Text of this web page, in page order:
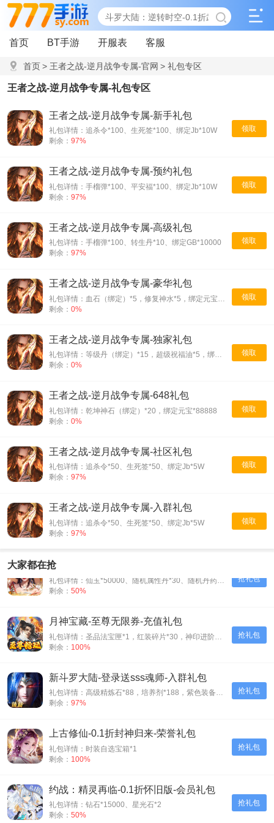
首页 BT手游 开服表 客服
首页> 王者之战-逆月战争专属-官网 > 礼包专区
王者之战-逆月战争专属-礼包专区
领取
王者之战-逆月战争专属-新手礼包
礼包详情：追杀令*100、生死签*100、绑定Jb*10W
剩余： 97%
领取
王者之战-逆月战争专属-预约礼包
礼包详情：手榴弹*100、平安福*100、绑定Jb*10W
剩余： 97%
领取
王者之战-逆月战争专属-高级礼包
礼包详情：手榴弹*100、转生丹*10、绑定GB*10000
剩余： 97%
领取
王者之战-逆月战争专属-豪华礼包
剩余： 0%
领取
王者之战-逆月战争专属-独家礼包
礼包详情：等级丹（绑定）*15，超级祝福油*5，绑定元宝*10000
剩余： 0%
领取
王者之战-逆月战争专属-648礼包
礼包详情：乾坤神石（绑定）*20，绑定元宝*88888
剩余： 0%
领取
王者之战-逆月战争专属-社区礼包
礼包详情：追杀令*50、生死签*50、绑定Jb*5W
剩余： 97%
领取
王者之战-逆月战争专属-入群礼包
礼包详情：追杀令*50、生死签*50、绑定Jb*5W
剩余： 97%
大家都在抢
抢礼包
天之命-爆爽红颜0.05折-会员礼包
剩余： 50%
抢礼包
月神宝藏-至尊无限券-充值礼包
礼包详情：圣品法宝匣*1，红装碎片*30，神印进阶石*30
剩余： 100%
抢礼包
新斗罗大陆-登录送sss魂师-入群礼包
剩余： 97%
抢礼包
上古修仙-0.1折封神归来-荣誉礼包
礼包详情：时装自选宝箱*1
剩余： 100%
抢礼包
约战：精灵再临-0.1折怀旧版-会员礼包
礼包详情：钻石*15000、星光石*2
剩余： 50%